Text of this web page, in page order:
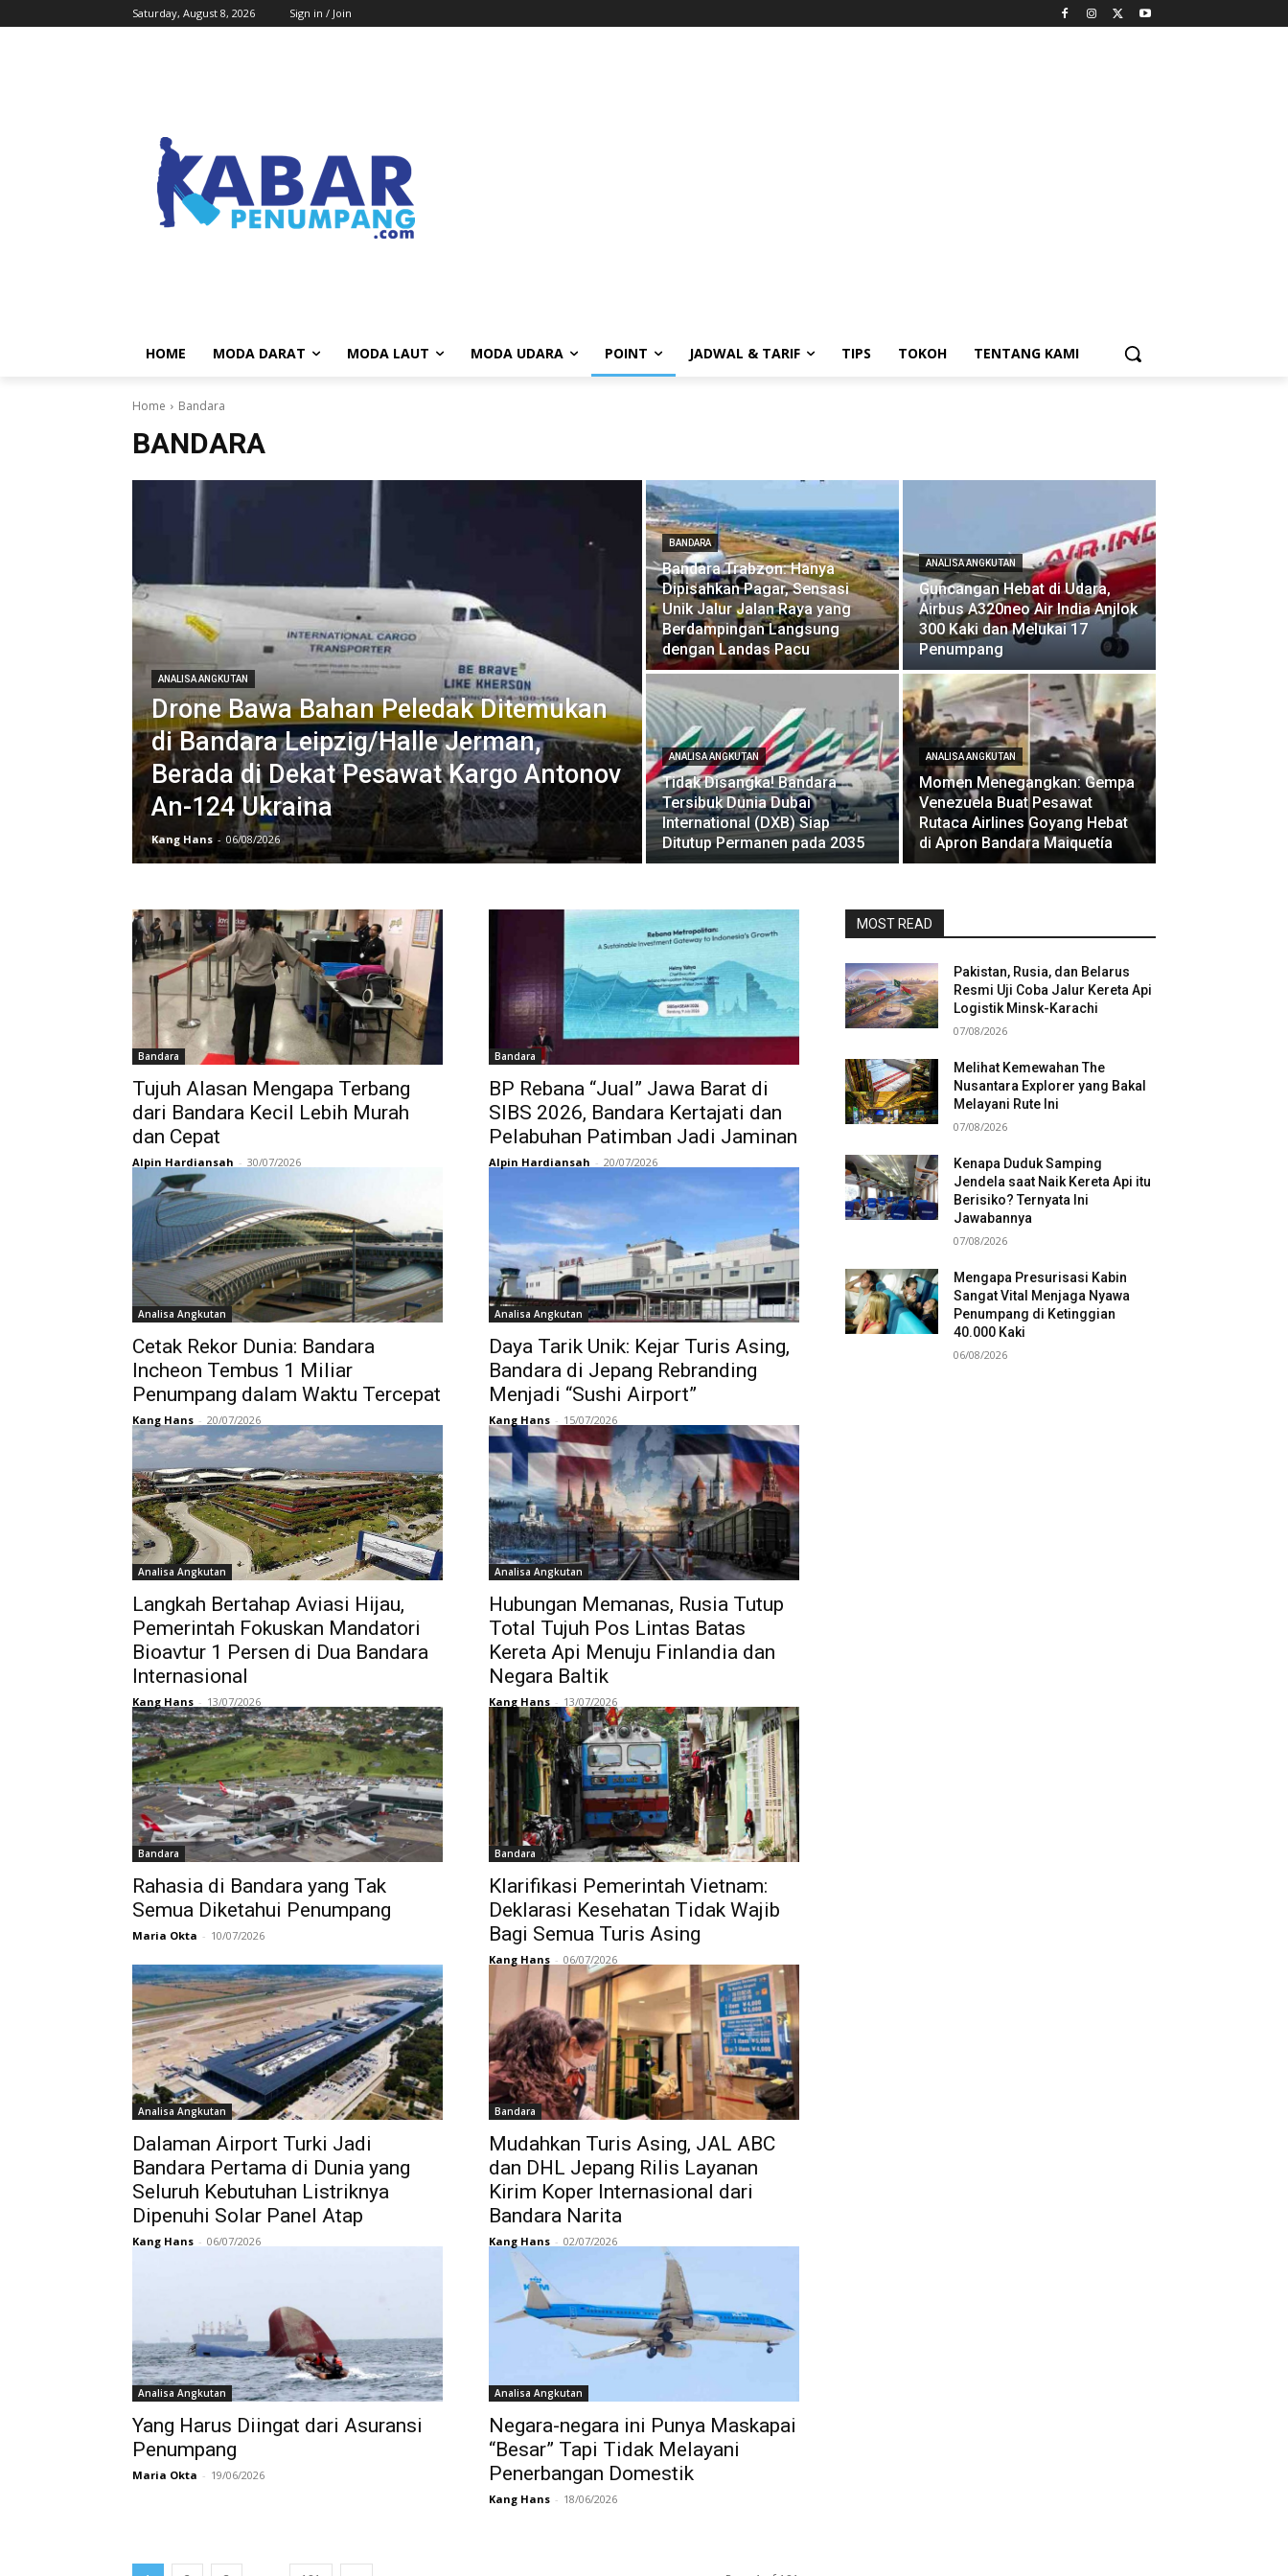
Saturday, August 8, 2026 Sign in / Join
HOME MODA DARAT MODA LAUT MODA UDARA POINT JADWAL & TARIF TIPS TOKOH TENTANG KAMI
Home Bandara
BANDARA
ANALISA ANGKUTAN
Drone Bawa Bahan Peledak Ditemukan
di Bandara Leipzig/Halle Jerman,
Berada di Dekat Pesawat Kargo Antonov
An-124 Ukraina
Kang Hans - 06/08/2026
BANDARA
Bandara Trabzon: Hanya
Dipisahkan Pagar, Sensasi
Unik Jalur Jalan Raya yang
Berdampingan Langsung
dengan Landas Pacu
ANALISA ANGKUTAN
Guncangan Hebat di Udara,
Airbus A320neo Air India Anjlok
300 Kaki dan Melukai 17
Penumpang
ANALISA ANGKUTAN
Tidak Disangka! Bandara
Tersibuk Dunia Dubai
International (DXB) Siap
Ditutup Permanen pada 2035
ANALISA ANGKUTAN
Momen Menegangkan: Gempa
Venezuela Buat Pesawat
Rutaca Airlines Goyang Hebat
di Apron Bandara Maiquetía
Bandara
Tujuh Alasan Mengapa Terbang
dari Bandara Kecil Lebih Murah
dan Cepat
Alpin Hardiansah - 30/07/2026
Bandara
BP Rebana “Jual” Jawa Barat di
SIBS 2026, Bandara Kertajati dan
Pelabuhan Patimban Jadi Jaminan
Alpin Hardiansah - 20/07/2026
Analisa Angkutan
Cetak Rekor Dunia: Bandara
Incheon Tembus 1 Miliar
Penumpang dalam Waktu Tercepat
Kang Hans - 20/07/2026
Analisa Angkutan
Daya Tarik Unik: Kejar Turis Asing,
Bandara di Jepang Rebranding
Menjadi “Sushi Airport”
Kang Hans - 15/07/2026
Analisa Angkutan
Langkah Bertahap Aviasi Hijau,
Pemerintah Fokuskan Mandatori
Bioavtur 1 Persen di Dua Bandara
Internasional
Kang Hans - 13/07/2026
Analisa Angkutan
Hubungan Memanas, Rusia Tutup
Total Tujuh Pos Lintas Batas
Kereta Api Menuju Finlandia dan
Negara Baltik
Kang Hans - 13/07/2026
Bandara
Rahasia di Bandara yang Tak
Semua Diketahui Penumpang
Maria Okta - 10/07/2026
Bandara
Klarifikasi Pemerintah Vietnam:
Deklarasi Kesehatan Tidak Wajib
Bagi Semua Turis Asing
Kang Hans - 06/07/2026
Analisa Angkutan
Dalaman Airport Turki Jadi
Bandara Pertama di Dunia yang
Seluruh Kebutuhan Listriknya
Dipenuhi Solar Panel Atap
Kang Hans - 06/07/2026
Bandara
Mudahkan Turis Asing, JAL ABC
dan DHL Jepang Rilis Layanan
Kirim Koper Internasional dari
Bandara Narita
Kang Hans - 02/07/2026
Analisa Angkutan
Yang Harus Diingat dari Asuransi
Penumpang
Maria Okta - 19/06/2026
Analisa Angkutan
Negara-negara ini Punya Maskapai
“Besar” Tapi Tidak Melayani
Penerbangan Domestik
Kang Hans - 18/06/2026
MOST READ
Pakistan, Rusia, dan Belarus
Resmi Uji Coba Jalur Kereta Api
Logistik Minsk-Karachi
07/08/2026
Melihat Kemewahan The
Nusantara Explorer yang Bakal
Melayani Rute Ini
07/08/2026
Kenapa Duduk Samping
Jendela saat Naik Kereta Api itu
Berisiko? Ternyata Ini
Jawabannya
07/08/2026
Mengapa Presurisasi Kabin
Sangat Vital Menjaga Nyawa
Penumpang di Ketinggian
40.000 Kaki
06/08/2026